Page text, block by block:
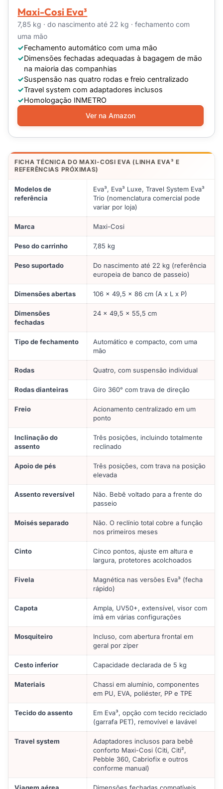
Maxi-Cosi Eva³
7,85 kg · do nascimento até 22 kg · fechamento com
uma mão
Fechamento automático com uma mão
Dimensões fechadas adequadas à bagagem de mão
na maioria das companhias
Suspensão nas quatro rodas e freio centralizado
Travel system com adaptadores inclusos
Homologação INMETRO
Ver na Amazon
FICHA TÉCNICA DO MAXI-COSI EVA (LINHA EVA³ E
REFERÊNCIAS PRÓXIMAS)
Modelos de
referência
Eva³, Eva³ Luxe, Travel System Eva³
Trio (nomenclatura comercial pode
variar por loja)
Marca Maxi-Cosi
Peso do carrinho 7,85 kg
Peso suportado
Do nascimento até 22 kg (referência
europeia de banco de passeio)
Dimensões abertas 106 x 49,5 x 86 cm (A x L x P)
Dimensões
fechadas
24 x 49,5 x 55,5 cm
Tipo de fechamento
Automático e compacto, com uma
mão
Rodas Quatro, com suspensão individual
Rodas dianteiras Giro 360° com trava de direção
Freio
Acionamento centralizado em um
ponto
Inclinação do
assento
Três posições, incluindo totalmente
reclinado
Apoio de pés
Três posições, com trava na posição
elevada
Assento reversível
Não. Bebê voltado para a frente do
passeio
Moisés separado
Não. O reclínio total cobre a função
nos primeiros meses
Cinto
Cinco pontos, ajuste em altura e
largura, protetores acolchoados
Fivela
Magnética nas versões Eva³ (fecha
rápido)
Capota
Ampla, UV50+, extensível, visor com
ímã em várias configurações
Mosquiteiro
Incluso, com abertura frontal em
geral por zíper
Cesto inferior Capacidade declarada de 5 kg
Materiais
Chassi em alumínio, componentes
em PU, EVA, poliéster, PP e TPE
Tecido do assento
Em Eva³, opção com tecido reciclado
(garrafa PET), removível e lavável
Travel system
Adaptadores inclusos para bebê
conforto Maxi-Cosi (Citi, Citi²,
Pebble 360, Cabriofix e outros
conforme manual)